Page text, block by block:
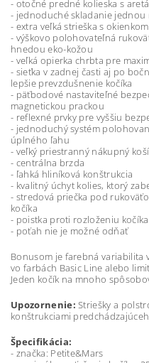
- otočné predné kolieska s
- jednoduché skladanie jednou
- extra veľká strieška s
- výškovo polohovateľná
hnedou eko-kožou
- veľká opierka chrbta pre
- sieťka v zadnej časti aj po
lepšie prevzdušnenie kočíka
- päťbodové nastaviteľné
magnetickou prackou
- reflexné prvky pre vyššiu
- jednoduchý systém
úplného ľahu
- veľký priestranný nákupný
- centrálna brzda
- ľahká hliníková konštrukcia
- kvalitný úchyt kolies, ktorý
- stredová priečka pod
kočíka
- poistka proti rozloženiu kočíka
- poťah nie je možné odňať
Bonusom je farebná variabilita
vo farbách Basic Line alebo
Jeden kočík na mnoho
Upozornenie: Striešky a
konštrukciami
Špecifikácia:
- značka: Petite&Mars